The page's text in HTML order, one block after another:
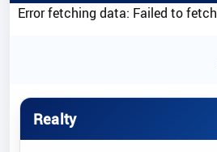
Error fetching data: Failed to fetch
Realty